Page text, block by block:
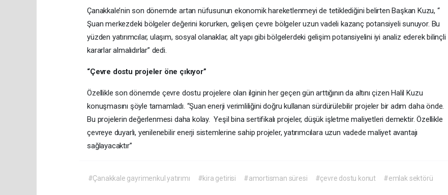
Çanakkale’nin son dönemde artan nüfusunun ekonomik hareketlenmeyi de tetiklediğini belirten Başkan Kuzu, “
Şuan merkezdeki bölgeler değerini korurken, gelişen çevre bölgeler uzun vadeli kazanç potansiyeli sunuyor. Bu
yüzden yatırımcılar, ulaşım, sosyal olanaklar, alt yapı gibi bölgelerdeki gelişim potansiyelini iyi analiz ederek bilinçli
kararlar almalıdırlar” dedi.
“Çevre dostu projeler öne çıkıyor”
Özellikle son dönemde çevre dostu projelere olan ilginin her geçen gün arttığının da altını çizen Halil Kuzu
konuşmasını şöyle tamamladı. “Şuan enerji verimliliğini doğru kullanan sürdürülebilir projeler bir adım daha önde.
Bu projelerin değerlenmesi daha kolay. Yeşil bina sertifikalı projeler, düşük işletme maliyetleri demektir. Özellikle
çevreye duyarlı, yenilenebilir enerji sistemlerine sahip projeler, yatırımcılara uzun vadede maliyet avantajı
sağlayacaktır”
#Çanakkale gayrimenkul yatırımı #kira getirisi #amortisman süresi #çevre dostu konut #emlak sektörü